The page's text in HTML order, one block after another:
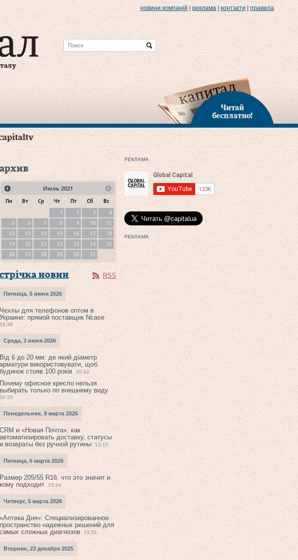
новини компаній реклама контакти правила
Читай
бесплатно!
архив
Июль 2021
Пн Вт Ср Чт Пт Сб
Вс
1
2 3
4
5
6 7 8 9 10
11
12
13 14 15 16 17
18
19
20 21 22 23 24
25
26
27 28 29 30 31
стрічка новин RSS
Пятница, 5 июня 2026
Чехлы для телефонов оптом в
Украине: прямой поставщик Ncase
19:36
Среда, 3 июня 2026
Від 6 до 20 мм: де який діаметр
арматури використовувати, щоб
будинок стояв 100 років
20:42
Почему офисное кресло нельзя
выбирать только по внешнему виду
20:25
Понедельник, 9 марта 2026
CRM и «Новая Почта»: как
автоматизировать доставку, статусы
и возвраты без ручной рутины
13:15
Пятница, 6 марта 2026
Размер 205/55 R16: что это значит и
кому подходит
15:44
Четверг, 5 марта 2026
«Аптека Дня»: Специализированное
пространство надежных решений для
самых сложных диагнозов
15:51
Вторник, 23 декабря 2025
РЕКЛАМА
РЕКЛАМА